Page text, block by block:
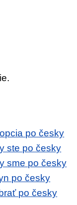
po česky
ste po česky
sme po česky
po česky
po česky